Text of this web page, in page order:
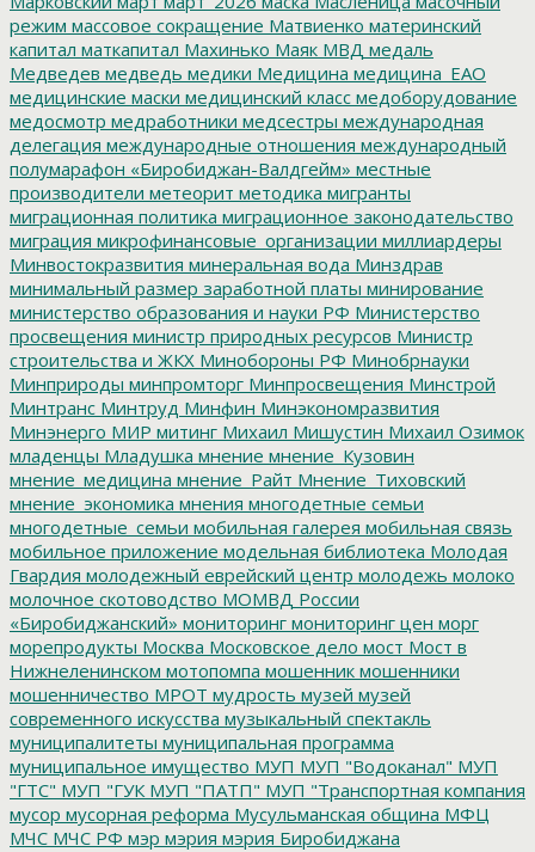
режим массовое сокращение Матвиенко материнский
капитал маткапитал Махинько Маяк МВД медаль
Медведев медведь медики Медицина медицина_ЕАО
медицинские маски медицинский класс медоборудование
медосмотр медработники медсестры международная
делегация международные отношения международный
полумарафон «Биробиджан-Валдгейм» местные
производители метеорит методика мигранты
миграционная политика миграционное законодательство
миграция микрофинансовые_организации миллиардеры
Минвостокразвития минеральная вода Минздрав
минимальный размер заработной платы минирование
министерство образования и науки РФ Министерство
просвещения министр природных ресурсов Министр
строительства и ЖКХ Минобороны РФ Минобрнауки
Минприроды минпромторг Минпросвещения Минстрой
Минтранс Минтруд Минфин Минэкономразвития
Минэнерго МИР митинг Михаил Мишустин Михаил Озимок
младенцы Младушка мнение мнение_Кузовин
мнение_медицина мнение_Райт Мнение_Тиховский
мнение_экономика мнения многодетные семьи
многодетные_семьи мобильная галерея мобильная связь
мобильное приложение модельная библиотека Молодая
Гвардия молодежный еврейский центр молодежь молоко
молочное скотоводство МОМВД России
«Биробиджанский» мониторинг мониторинг цен морг
морепродукты Москва Московское дело мост Мост в
Нижнеленинском мотопомпа мошенник мошенники
мошенничество МРОТ мудрость музей музей
современного искусства музыкальный спектакль
муниципалитеты муниципальная программа
муниципальное имущество МУП МУП "Водоканал" МУП
"ГТС" МУП "ГУК МУП "ПАТП" МУП "Транспортная компания
мусор мусорная реформа Мусульманская община МФЦ
МЧС МЧС РФ мэр мэрия мэрия Биробиджана